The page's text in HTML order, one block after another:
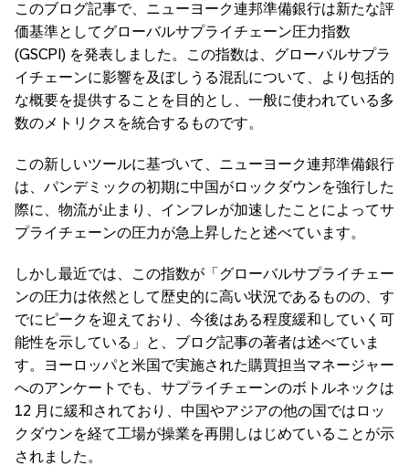
このブログ記事で、ニューヨーク連邦準備銀行は新たな評
価基準としてグローバルサプライチェーン圧力指数
(GSCPI) を発表しました。この指数は、グローバルサプラ
イチェーンに影響を及ぼしうる混乱について、より包括的
な概要を提供することを目的とし、一般に使われている多
数のメトリクスを統合するものです。
この新しいツールに基づいて、ニューヨーク連邦準備銀行
は、パンデミックの初期に中国がロックダウンを強行した
際に、物流が止まり、インフレが加速したことによってサ
プライチェーンの圧力が急上昇したと述べています。
しかし最近では、この指数が「グローバルサプライチェー
ンの圧力は依然として歴史的に高い状況であるものの、す
でにピークを迎えており、今後はある程度緩和していく可
能性を示している」と、ブログ記事の著者は述べていま
す。ヨーロッパと米国で実施された購買担当マネージャー
へのアンケートでも、サプライチェーンのボトルネックは
12 月に緩和されており、中国やアジアの他の国ではロッ
クダウンを経て工場が操業を再開しはじめていることが示
されました。